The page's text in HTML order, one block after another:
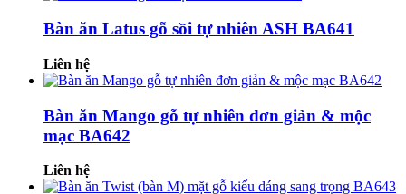
Bàn ăn Latus gỗ sồi tự nhiên ASH BA641
Liên hệ
Bàn ăn Mango gỗ tự nhiên đơn giản & mộc
mạc BA642
Liên hệ